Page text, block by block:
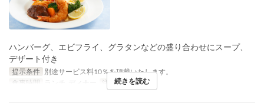
ハンバーグ、エビフライ、グラタンなどの盛り合わせにスープ、
デザート付き
提示条件 別途サービス料10％を頂戴いたします。
食事時間
ランチ, ディナー 注文数制限 1 ~ 4
続きを読む